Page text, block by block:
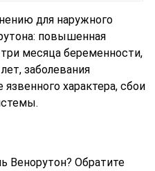
для наружного
повышенная
месяца беременности,
заболевания
характера, сбои
Венорутон? Обратите